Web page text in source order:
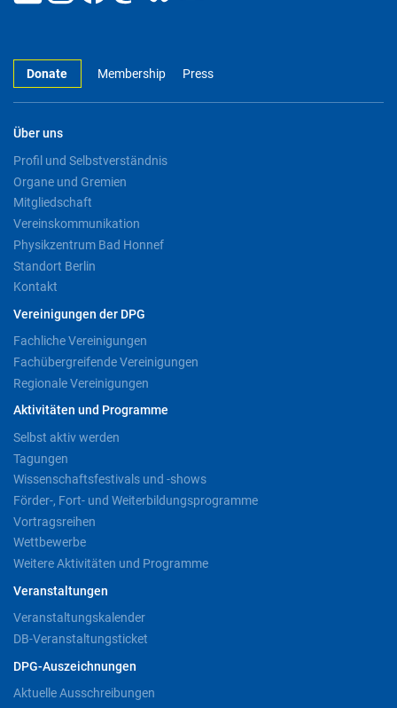
Donate Membership Press
Über uns
Profil und Selbstverständnis
Organe und Gremien
Mitgliedschaft
Vereinskommunikation
Physikzentrum Bad Honnef
Standort Berlin
Kontakt
Vereinigungen der DPG
Fachliche Vereinigungen
Fachübergreifende Vereinigungen
Regionale Vereinigungen
Aktivitäten und Programme
Selbst aktiv werden
Tagungen
Wissenschaftsfestivals und -shows
Förder-, Fort- und Weiterbildungsprogramme
Vortragsreihen
Wettbewerbe
Weitere Aktivitäten und Programme
Veranstaltungen
Veranstaltungskalender
DB-Veranstaltungsticket
DPG-Auszeichnungen
Aktuelle Ausschreibungen